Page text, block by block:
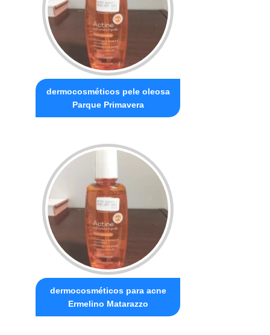
dermocosméticos pele oleosa
Parque Primavera
dermocosméticos para acne
Ermelino Matarazzo